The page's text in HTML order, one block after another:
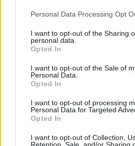
Personal Data Processing Opt
I want to opt-out of the Sharing
personal data.
Opted In
I want to opt-out of the Sale of
Personal Data.
Opted In
I want to opt-out of processing
Personal Data for Targeted
Opted In
I want to opt-out of Collection,
Retention, Sale, and/or Sharing
România pe Primul Loc (Ponta)
Altul
Arată